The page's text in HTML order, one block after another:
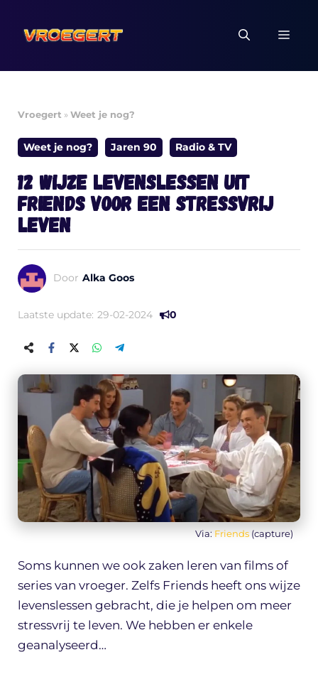
naar
inhoud
Vroegert »Weet je nog?
Weet je nog? Jaren 90 Radio & TV
12 wijze levenslessen uit
Friends voor een stressvrij
leven
Door Alka Goos
Laatste update: 29-02-2024 0
Via: Friends (capture)
Soms kunnen we ook zaken leren van films of
series van vroeger. Zelfs Friends heeft ons wijze
levenslessen gebracht, die je helpen om meer
stressvrij te leven. We hebben er enkele
geanalyseerd…